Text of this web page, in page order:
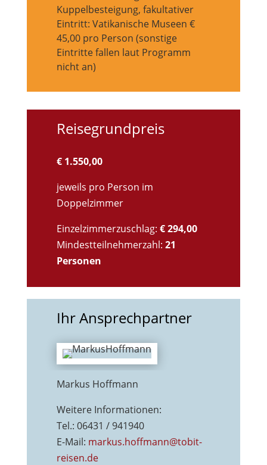
Kuppelbesteigung, fakultativer
Eintritt: Vatikanische Museen €
45,00 pro Person (sonstige
Eintritte fallen laut Programm
nicht an)
Reisegrundpreis
€ 1.550,00
jeweils pro Person im
Doppelzimmer
Einzelzimmerzuschlag: € 294,00
Mindestteilnehmerzahl: 21
Personen
Ihr Ansprechpartner
Markus Hoffmann
Weitere Informationen:
Tel.: 06431 / 941940
E-Mail: markus.hoffmann@tobit-
reisen.de